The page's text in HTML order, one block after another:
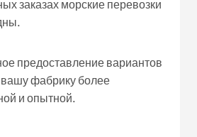
заказах морские перевозки
предоставление вариантов
вашу фабрику более
и опытной.